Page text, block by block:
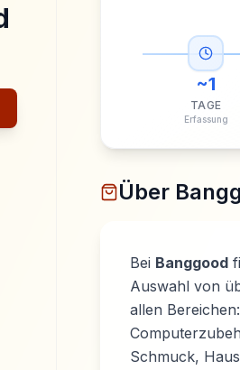
~1
TAGE
Erfassung
Über
Bei Banggood
Auswahl von
allen
Schmuck,